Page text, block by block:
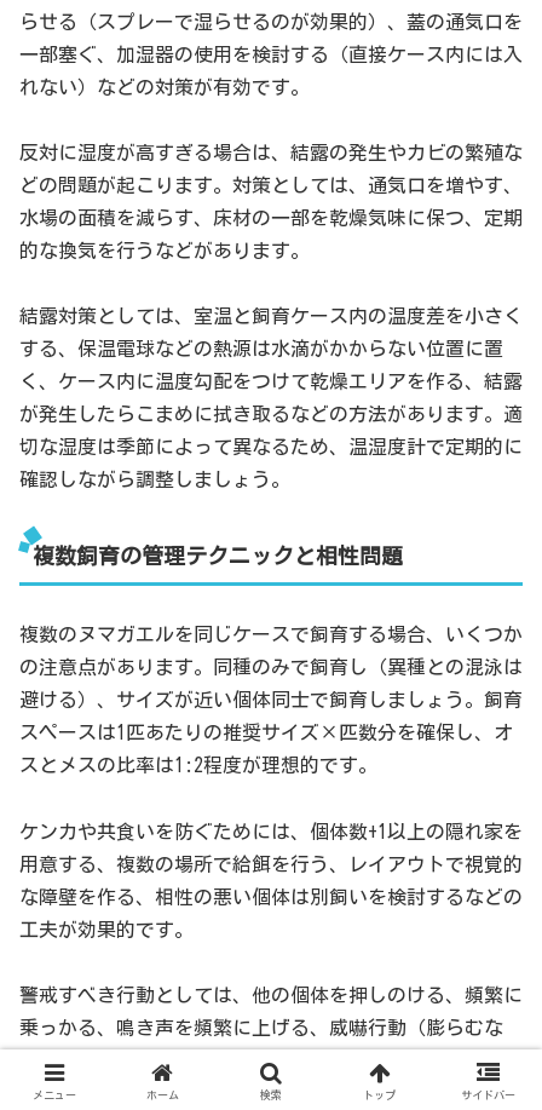
らせる（スプレーで湿らせるのが効果的）、蓋の通気口を
一部塞ぐ、加湿器の使用を検討する（直接ケース内には入
れない）などの対策が有効です。
反対に湿度が高すぎる場合は、結露の発生やカビの繁殖な
どの問題が起こります。対策としては、通気口を増やす、
水場の面積を減らす、床材の一部を乾燥気味に保つ、定期
的な換気を行うなどがあります。
結露対策としては、室温と飼育ケース内の温度差を小さく
する、保温電球などの熱源は水滴がかからない位置に置
く、ケース内に温度勾配をつけて乾燥エリアを作る、結露
が発生したらこまめに拭き取るなどの方法があります。適
切な湿度は季節によって異なるため、温湿度計で定期的に
確認しながら調整しましょう。
複数飼育の管理テクニックと相性問題
複数のヌマガエルを同じケースで飼育する場合、いくつか
の注意点があります。同種のみで飼育し（異種との混泳は
避ける）、サイズが近い個体同士で飼育しましょう。飼育
スペースは1匹あたりの推奨サイズ×匹数分を確保し、オ
スとメスの比率は1:2程度が理想的です。
ケンカや共食いを防ぐためには、個体数+1以上の隠れ家を
用意する、複数の場所で給餌を行う、レイアウトで視覚的
な障壁を作る、相性の悪い個体は別飼いを検討するなどの
工夫が効果的です。
警戒すべき行動としては、他の個体を押しのける、頻繁に
乗っかる、鳴き声を頻繁に上げる、威嚇行動（膨らむな
ど）などがあります。これらの行動が頻繁に見られる場合
は、すぐに別のケースに分けることをおすすめします。
メニュー ホーム 検索 トップ サイドバー